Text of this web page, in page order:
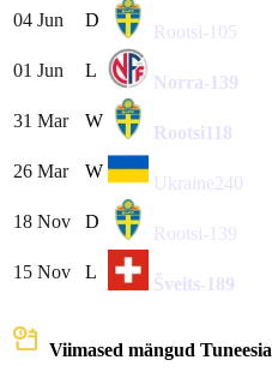
04 Jun D
Rootsi-105
01 Jun L
Norra-139
31 Mar W
Rootsi118
26 Mar W
Ukraine240
18 Nov D
Rootsi-139
15 Nov L
Šveits-189
Viimased mängud Tuneesia